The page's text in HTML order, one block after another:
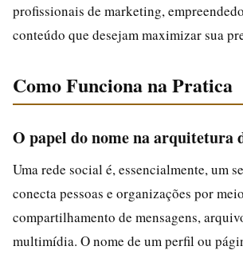
profissionais de marketing,
conteúdo que desejam maximizar sua
Como Funciona na Pratica
O papel do nome na arquitetura
Uma rede social é, essencialmente, um
conecta pessoas e organizações por
compartilhamento de mensagens,
multimídia. O nome de um perfil ou